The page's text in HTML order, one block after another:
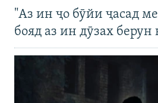
"Аз ин ҷо бӯйи ҷасад
бояд аз ин дӯзах